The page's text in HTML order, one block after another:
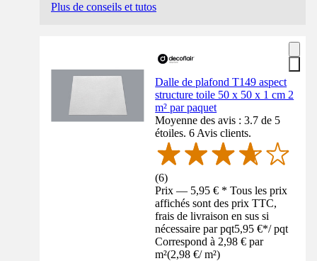
Plus de conseils et tutos
Dalle de plafond T149 aspect
structure toile 50 x 50 x 1 cm 2
m² par paquet
Moyenne des avis : 3.7 de 5
étoiles. 6 Avis clients.
(6)
Prix — 5,95 € * Tous les prix
affichés sont des prix TTC,
frais de livraison en sus si
nécessaire par pqt5,95 €*/ pqt
Correspond à 2,98 € par
m²(2,98 €/ m²)